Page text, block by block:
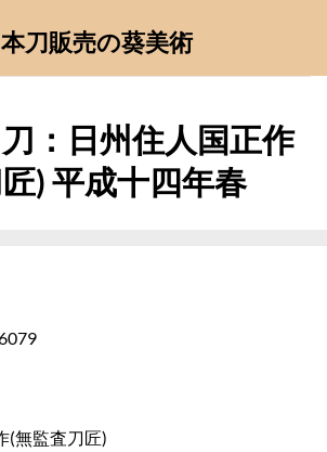
刀販売の葵美術
：日州住人国正作
) 平成十四年春
(無監査刀匠)